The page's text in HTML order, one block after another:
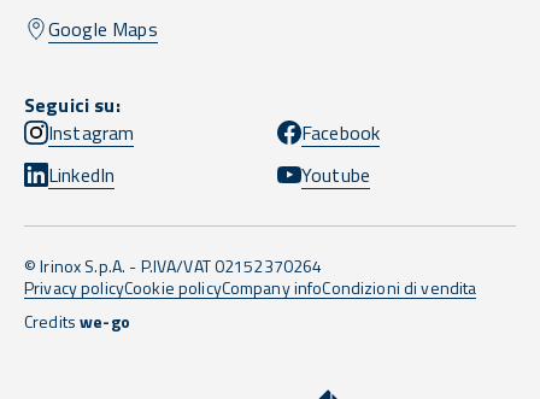
Google Maps
Seguici su:
Instagram
Facebook
LinkedIn
Youtube
© Irinox S.p.A. - P.IVA/VAT 02152370264
Privacy policyCookie policyCompany infoCondizioni di vendita
Creditswe-go